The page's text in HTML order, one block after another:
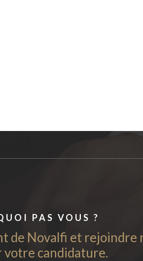
PAS VOUS ?
de Novalfi et rejoindre
votre candidature.